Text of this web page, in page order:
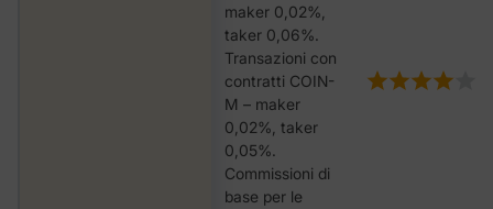
maker 0,02%,
taker 0,06%.
Transazioni con
contratti COIN-
M – maker
0,02%, taker
0,05%.
Commissioni di
base per le